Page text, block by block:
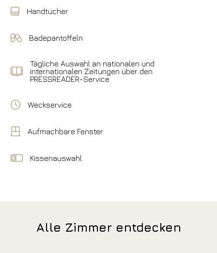
Handtücher
Badepantoffeln
Tägliche Auswahl an nationalen und
internationalen Zeitungen über den
PRESSREADER-Service
Weckservice
Aufmachbare Fenster
Kissenauswahl
Alle Zimmer entdecken